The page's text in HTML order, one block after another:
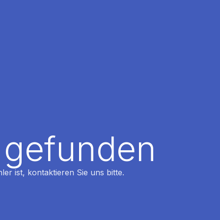
ist, kontaktieren Sie uns bitte.